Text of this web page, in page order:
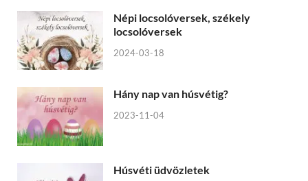
Népi locsolóversek, székely
locsolóversek
2024-03-18
Hány nap van húsvétig?
2023-11-04
Húsvéti üdvözletek